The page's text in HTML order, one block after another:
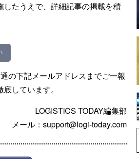
たうえで、詳細記事の掲載を積
の下記メールアドレスまでご一報
しています。
LOGISTICS TODAY編集部
メール：support@logi-today.com